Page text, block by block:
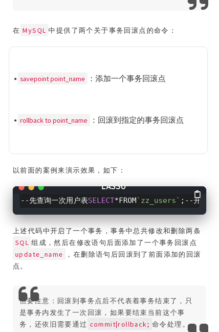
在 MySQL 中提供了两个关于事务回滚点的命令：
• savepoint point_name ：添加一个事务回滚点
• rollback to point_name ：回滚到指定的事务回滚点
以前面的案例来演示效果，如下：
--先查询一次用户表SELECT*FROM`zz_users` ;--开启
上述代码中开启了一个事务，事务中总共修改和删除两条
SQL 组成，然后在修改语句后面添加了一个事务回滚点
update_name
，在删除语句后回滚到了前面添加的回滚
点。
但要注意：回滚到事务点后不代表着事务结束了，只
是事务内发生了一次回滚，如果要结束当前这个事
务，还依旧需要通过 commit|rollback; 命令处理。